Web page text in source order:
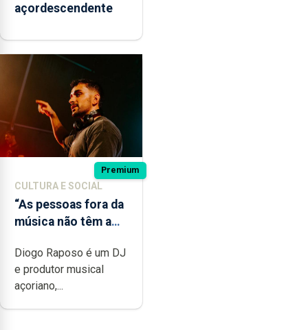
açordescendente
Premium
CULTURA E SOCIAL
“As pessoas fora da
música não têm a
difícil é produzir
uma música”
Diogo Raposo é um DJ
e produtor musical
açoriano,...